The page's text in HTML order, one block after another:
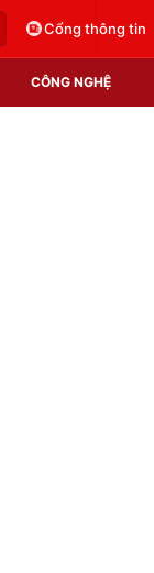
Cổng thông tin
CÔNG NGHỆ